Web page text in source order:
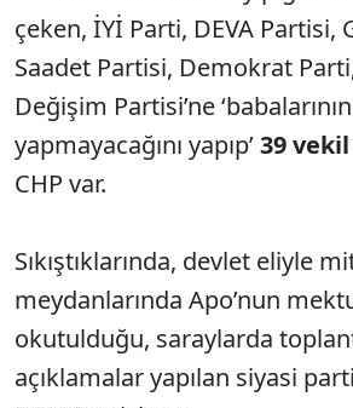
çeken, İYİ Parti, DEVA Partisi,
Saadet Partisi, Demokrat
Değişim Partisi’ne
yapmayacağını yapıp’39
CHP var.
Sıkıştıklarında, devlet eliyle
meydanlarında Apo’nun
okutulduğu, saraylarda
açıklamalar yapılan siyasi